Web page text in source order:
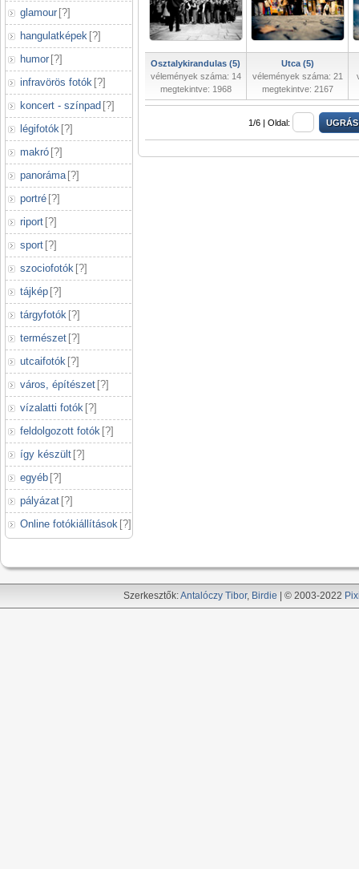
glamour [?]
hangulatképek [?]
humor [?]
infravörös fotók [?]
koncert - színpad [?]
légifotók [?]
makró [?]
panoráma [?]
portré [?]
riport [?]
sport [?]
szociofotók [?]
tájkép [?]
tárgyfotók [?]
természet [?]
utcaifotók [?]
város, építészet [?]
vízalatti fotók [?]
feldolgozott fotók [?]
így készült [?]
egyéb [?]
pályázat [?]
Online fotókiállítások [?]
Osztalykirandulas (5)
vélemények száma: 14
megtekintve: 1968
Utca (5)
vélemények száma: 21
megtekintve: 2167
1/6 | Oldal:
Szerkesztők:Antalóczy Tibor, Birdie | © 2003-2022